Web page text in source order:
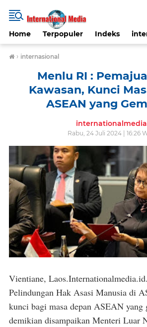
Home Terpopuler Indeks
› internasional
Menlu RI :
Kawasan, Kunci
ASEAN yang
internationalmedia
Rabu, 24 Juli 2024 | 16:26
Vientiane,
Pelindungan Hak Asasi Manusia di
kunci bagi masa depan ASEAN yang
demikian disampaikan Menteri Luar